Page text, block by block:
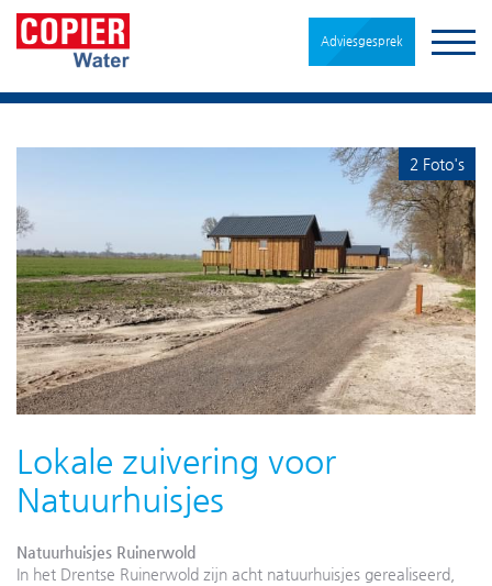
Adviesgesprek
2 Foto's
Lokale zuivering voor
Natuurhuisjes
Natuurhuisjes Ruinerwold
In het Drentse Ruinerwold zijn acht natuurhuisjes gerealiseerd,